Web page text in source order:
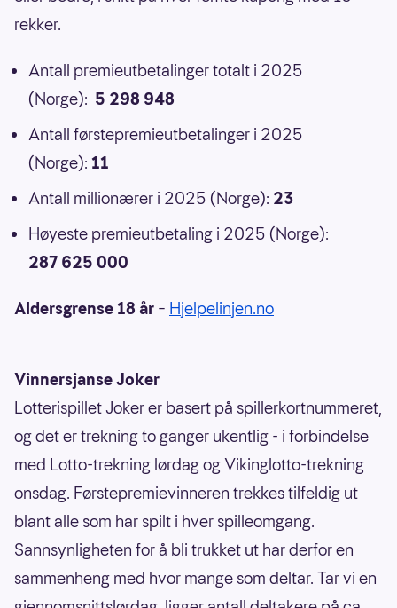
rekker.
Antall premieutbetalinger totalt i 2025
(Norge): 5 298 948
Antall førstepremieutbetalinger i 2025
(Norge): 11
Antall millionærer i 2025 (Norge): 23
Høyeste premieutbetaling i 2025 (Norge):
287 625 000
Aldersgrense 18 år – Hjelpelinjen.no
Vinnersjanse Joker
Lotterispillet Joker er basert på spillerkortnummeret,
og det er trekning to ganger ukentlig - i forbindelse
med Lotto-trekning lørdag og Vikinglotto-trekning
onsdag. Førstepremievinneren trekkes tilfeldig ut
blant alle som har spilt i hver spilleomgang.
Sannsynligheten for å bli trukket ut har derfor en
sammenheng med hvor mange som deltar. Tar vi en